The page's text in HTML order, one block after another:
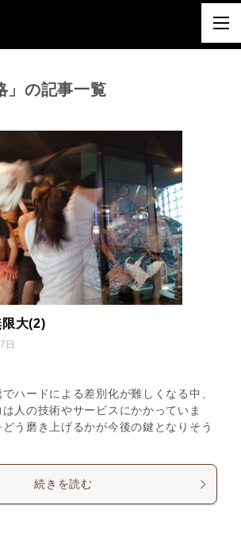
」の記事一覧
限大(2)
日
ハードによる差別化が難しくなる中、
人の技術やサービスにかかっていま
う磨き上げるかが今後の鍵となりそう
続きを読む